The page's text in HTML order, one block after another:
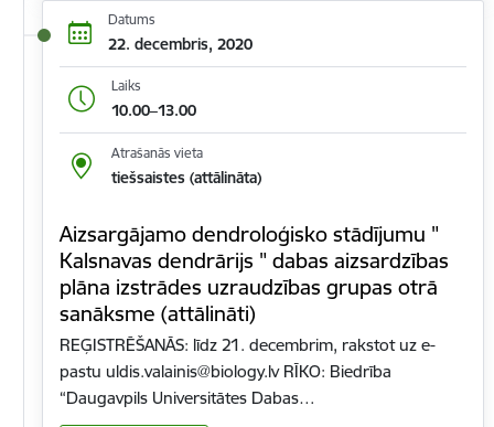
Datums
22. decembris, 2020
Laiks
10.00–13.00
Atrašanās vieta
tiešsaistes (attālināta)
Aizsargājamo dendroloģisko stādījumu "
Kalsnavas dendrārijs " dabas aizsardzības
plāna izstrādes uzraudzības grupas otrā
sanāksme (attālināti)
REĢISTRĒŠANĀS: līdz 21. decembrim, rakstot uz e-
pastu uldis.valainis@biology.lv RĪKO: Biedrība
“Daugavpils Universitātes Dabas…